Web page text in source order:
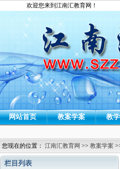
欢迎您来到江南汇教育网！
网站首页 教案学案 教
您现在的位置： 江南汇教育网 >> 教案学案
栏目列表